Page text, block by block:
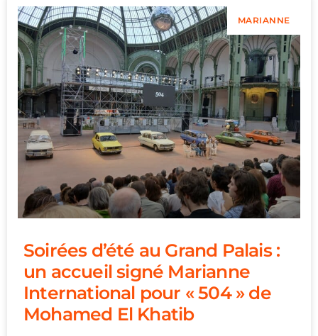
MARIANNE
Soirées d’été au Grand Palais :
un accueil signé Marianne
International pour « 504 » de
Mohamed El Khatib